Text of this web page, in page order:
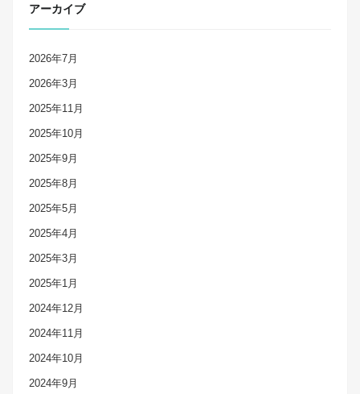
アーカイブ
2026年7月
2026年3月
2025年11月
2025年10月
2025年9月
2025年8月
2025年5月
2025年4月
2025年3月
2025年1月
2024年12月
2024年11月
2024年10月
2024年9月